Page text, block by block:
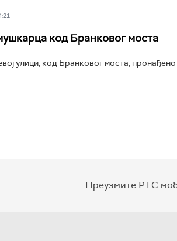
код Бранковог моста
улици, код Бранковог моста,
Преузмите РТС